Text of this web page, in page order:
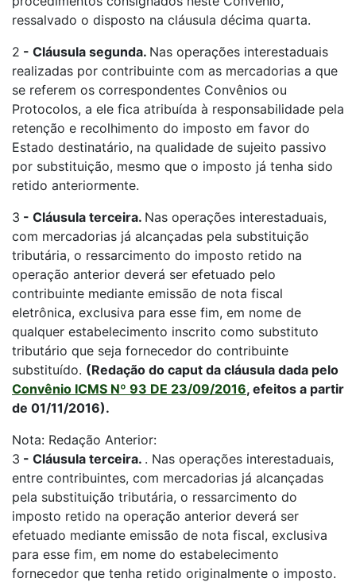
ressalvado o disposto na cláusula décima quarta.
2 - Cláusula segunda. Nas operações interestaduais
realizadas por contribuinte com as mercadorias a que
se referem os correspondentes Convênios ou
Protocolos, a ele fica atribuída à responsabilidade pela
retenção e recolhimento do imposto em favor do
Estado destinatário, na qualidade de sujeito passivo
por substituição, mesmo que o imposto já tenha sido
retido anteriormente.
3 - Cláusula terceira. Nas operações interestaduais,
com mercadorias já alcançadas pela substituição
tributária, o ressarcimento do imposto retido na
operação anterior deverá ser efetuado pelo
contribuinte mediante emissão de nota fiscal
eletrônica, exclusiva para esse fim, em nome de
qualquer estabelecimento inscrito como substituto
tributário que seja fornecedor do contribuinte
substituído. (Redação do caput da cláusula dada pelo
Convênio ICMS Nº 93 DE 23/09/2016, efeitos a partir
de 01/11/2016).
Nota: Redação Anterior:
3 - Cláusula terceira. . Nas operações interestaduais,
entre contribuintes, com mercadorias já alcançadas
pela substituição tributária, o ressarcimento do
imposto retido na operação anterior deverá ser
efetuado mediante emissão de nota fiscal, exclusiva
para esse fim, em nome do estabelecimento
fornecedor que tenha retido originalmente o imposto.